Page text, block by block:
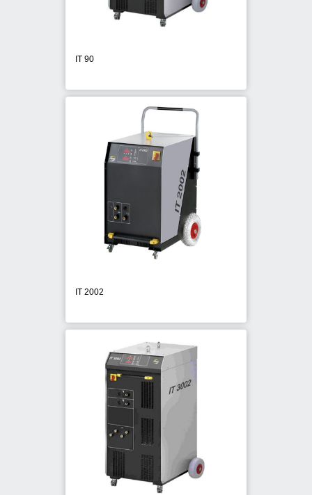
NOTUS
PANASONIC
PROTECTA
RED HIT
SOUDAL
STANLEY
STD Civata
VESTA
IT 90
IT 2002